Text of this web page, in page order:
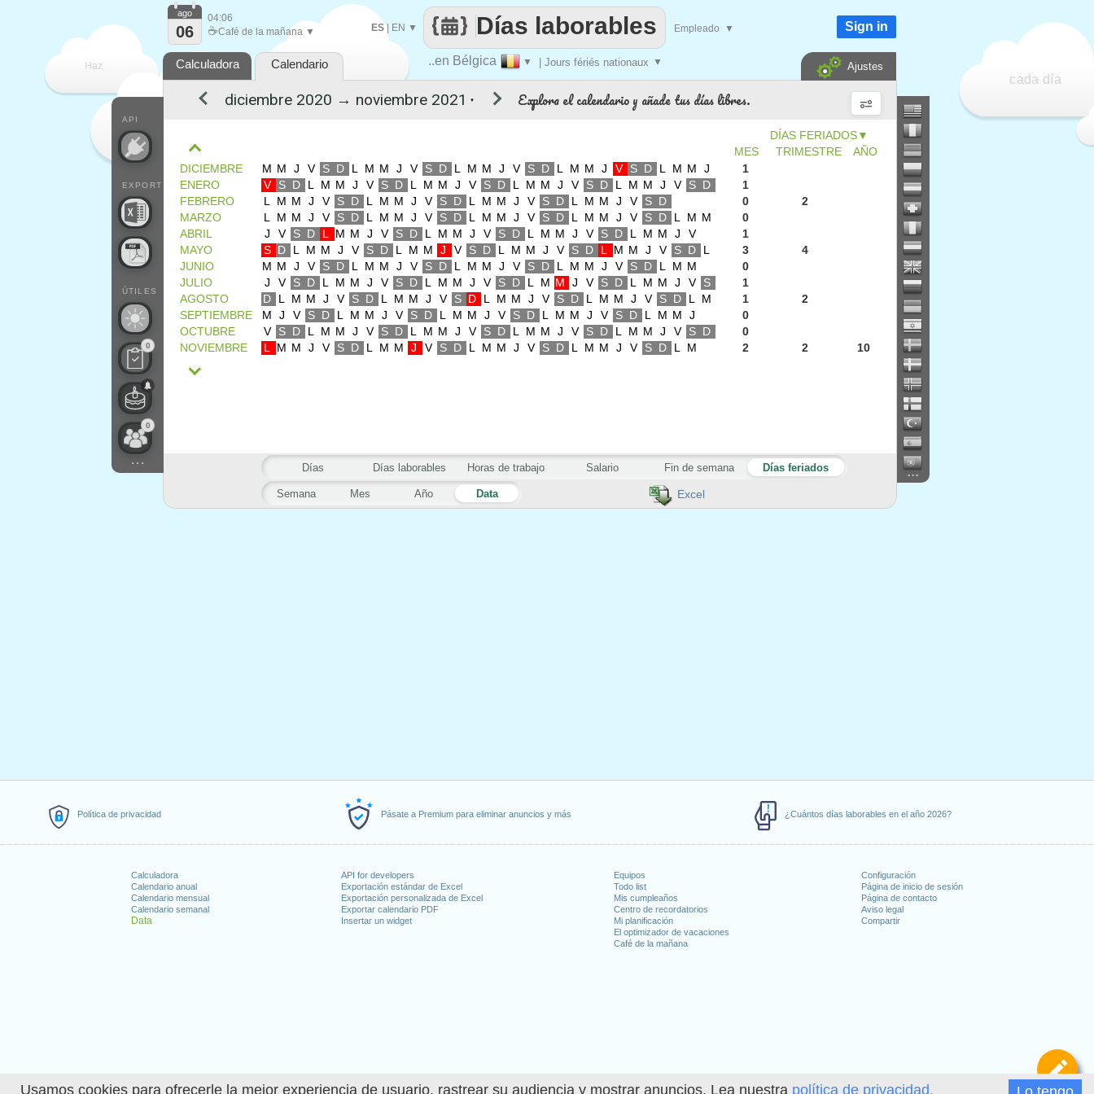
Usamos cookies para ofrecerle la mejor experiencia de usuario, rastrear su audiencia y mostrar anuncios. Lea nuestra política de privacidad.
Política de privacidad Pásate a Premium para eliminar anuncios y más ¿Cuántos días laborables en el año 2026?
Calculadora
Calendario anual
Calendario mensual
Calendario semanal
Data
API for developers
Exportación estándar de Excel
Exportación personalizada de Excel
Exportar calendario PDF
Insertar un widget
Equipos
Todo list
Mis cumpleaños
Centro de recordatorios
Mi planificación
El optimizador de vacaciones
Café de la mañana
Configuración
Página de inicio de sesión
Página de contacto
Aviso legal
Compartir
Haz
cada día
..en Bélgica ▼ | Jours fériés nationaux ▼
Días laborables
ES| EN ▼ Empleado ▼
API
EXPORT
ÚTILES
0
0
...
ago
06
04:06
☕Café de la mañana ▼ Sign in
Calculadora Calendario Ajustes
...
Excel
▼
MES
TRIMESTRE AÑO
▼ Explora el calendario y añade tus días libres.
DICIEMBRE M M J V S D L M M J V S D L M M J V S D L M M J V S D L M M J
1
ENERO
V S D L M M J V S D L M M J V S D L M M J V S D L M M J V S D
1
FEBRERO
L M M J V S D L M M J V S D L M M J V S D L M M J V S D 0
2
MARZO
L M M J V S D L M M J V S D L M M J V S D L M M J V S D L M M
0
ABRIL
J V S D L M M J V S D L M M J V S D L M M J V S D L M M J V
1
MAYO
S D L M M J V S D L M M J V S D L M M J V S D L M M J V S D L 3
4
JUNIO
M M J V S D L M M J V S D L M M J V S D L M M J V S D L M M
0
JULIO
J V S D L M M J V S D L M M J V S D L M M J V S D L M M J V S
1
AGOSTO
D L M M J V S D L M M J V S D L M M J V S D L M M J V S D L M 1
2
SEPTIEMBRE
M J V S D L M M J V S D L M M J V S D L M M J V S D L M M J
0
OCTUBRE
V S D L M M J V S D L M M J V S D L M M J V S D L M M J V S D
0
NOVIEMBRE
L M M J V S D L M M J V S D L M M J V S D L M M J V S D L M 2 2 10
Semana Mes Año Data
Días Días laborables Horas de trabajo Salario Fin de semana Días feriados